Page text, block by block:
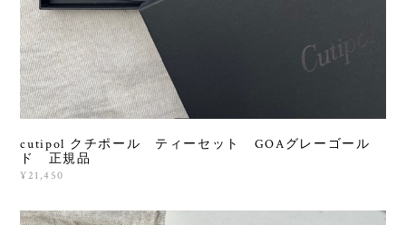
cutipol クチポール ティーセット GOAグレーゴール
ド 正規品
¥21,450